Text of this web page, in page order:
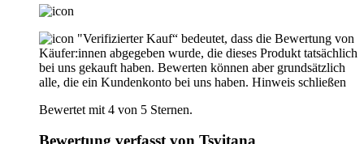
"Verifizierter Kauf“ bedeutet, dass die Bewertung von
Käufer:innen abgegeben wurde, die dieses Produkt tatsächlich
bei uns gekauft haben. Bewerten können aber grundsätzlich
alle, die ein Kundenkonto bei uns haben. Hinweis schließen
Bewertet mit 4 von 5 Sternen.